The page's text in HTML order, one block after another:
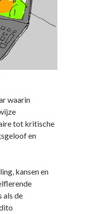
waarin
tot kritische
en
kansen en
als de